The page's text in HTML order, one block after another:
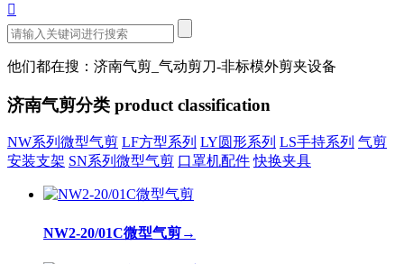

他们都在搜：济南气剪_气动剪刀-非标模外剪夹设备
济南气剪分类 product classification
NW系列微型气剪 LF方型系列 LY圆形系列 LS手持系列 气剪
安装支架 SN系列微型气剪 口罩机配件 快换夹具
NW2-20/01C微型气剪→